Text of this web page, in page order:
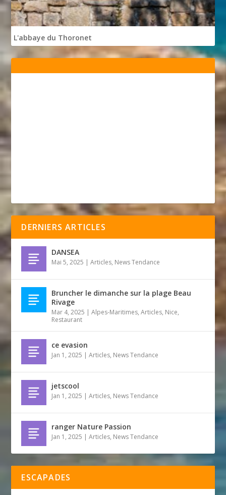
L'abbaye du Thoronet
DERNIERS ARTICLES
DANSEA
Mai 5, 2025 |Articles, News Tendance
Bruncher le dimanche sur la plage Beau
Rivage
Mar 4, 2025 |Alpes-Maritimes,Articles, Nice,
Restaurant
ce evasion
Jan 1, 2025 |Articles, News Tendance
jetscool
Jan 1, 2025 |Articles, News Tendance
ranger Nature Passion
Jan 1, 2025 |Articles, News Tendance
ESCAPADES